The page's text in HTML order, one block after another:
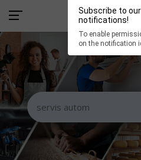
Subscribe to our
notifications!
To enable
on the notification